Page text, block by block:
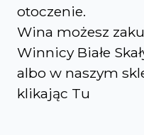
otoczenie.
Wina możesz
Winnicy Białe
albo w naszym
klikając Tu